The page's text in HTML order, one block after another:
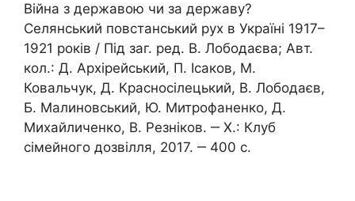
Війна з державою чи за державу?
Селянський повстанський рух в Україні 1917–
1921 років / Під заг. ред. В. Лободаєва; Авт.
кол.: Д. Архірейський, П. Ісаков, М.
Ковальчук, Д. Красносілецький, В. Лободаєв,
Б. Малиновський, Ю. Митрофаненко, Д.
Михайличенко, В. Резніков. ‒ Х.: Клуб
сімейного дозвілля, 2017. ‒ 400 с.